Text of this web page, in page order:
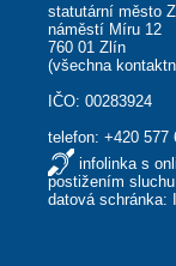
statutární město
náměstí Míru 12
760 01 Zlín
(všechna
IČO: 00283924
telefon:+420 577
infolinka s
postižením sluchu
datová schránka: